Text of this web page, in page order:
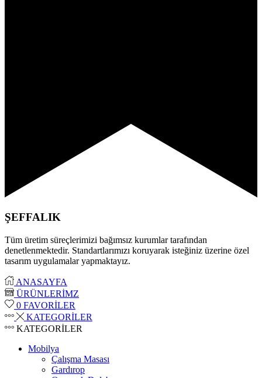
ŞEFFALIK
Tüm üretim süreçlerimizi bağımsız kurumlar tarafından
denetlenmektedir. Standartlarımızı koruyarak isteğiniz üzerine özel
tasarım uygulamalar yapmaktayız.
ANASAYFA
ÜRÜNLERİMZ
0 FAVORİLER
KATEGORİLER
KATEGORİLER
Mobilya
Çalışma Masası
Gardırop